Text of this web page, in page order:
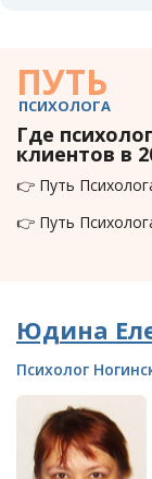
ПУТЬ
ПСИХОЛОГА
Где
клиентов в
👉 Путь
👉 Путь
Юдина
Психолог